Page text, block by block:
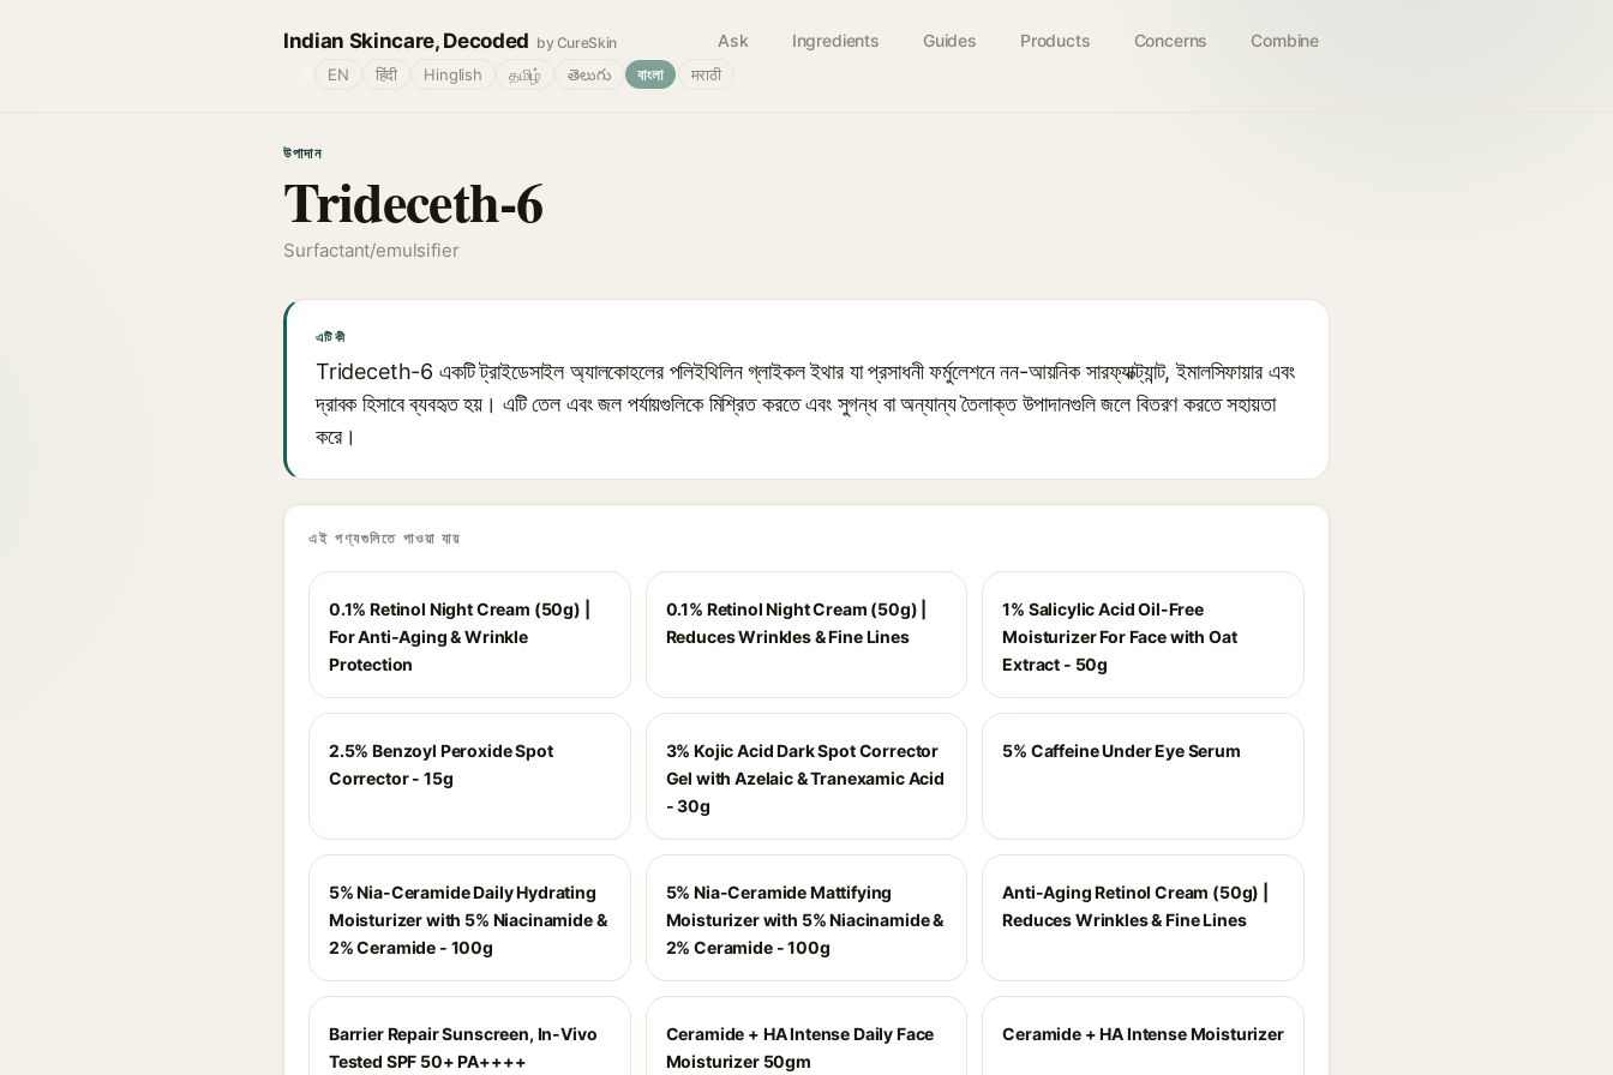
Indian Skincare, Decoded by CureSkin Ask Ingredients Guides Products Concerns Combine
EN हिंदी Hinglish தமிழ் తెలుగు বাংলা मराठी
উপাদান
Trideceth-6
Surfactant/emulsifier
এটি কী
Trideceth-6 একটি ট্রাইডেসাইল অ্যালকোহলের পলিইথিলিন গ্লাইকল ইথার যা প্রসাধনী ফর্মুলেশনে নন-আয়নিক সারফ্যাক্ট্যান্ট, ইমালসিফায়ার এবং
দ্রাবক হিসাবে ব্যবহৃত হয়। এটি তেল এবং জল পর্যায়গুলিকে মিশ্রিত করতে এবং সুগন্ধ বা অন্যান্য তৈলাক্ত উপাদানগুলি জলে বিতরণ করতে সহায়তা
করে।
এই পণ্যগুলিতে পাওয়া যায়
0.1% Retinol Night Cream (50g) |
For Anti-Aging & Wrinkle
Protection
0.1% Retinol Night Cream (50g) |
Reduces Wrinkles & Fine Lines
1% Salicylic Acid Oil-Free
Moisturizer For Face with Oat
Extract - 50g
2.5% Benzoyl Peroxide Spot
Corrector - 15g
3% Kojic Acid Dark Spot Corrector
Gel with Azelaic & Tranexamic Acid
- 30g
5% Caffeine Under Eye Serum
5% Nia-Ceramide Daily Hydrating
Moisturizer with 5% Niacinamide &
2% Ceramide - 100g
5% Nia-Ceramide Mattifying
Moisturizer with 5% Niacinamide &
2% Ceramide - 100g
Anti-Aging Retinol Cream (50g) |
Reduces Wrinkles & Fine Lines
Barrier Repair Sunscreen, In-Vivo
Tested SPF 50+ PA++++
Ceramide + HA Intense Daily Face
Moisturizer 50gm
Ceramide + HA Intense Moisturizer